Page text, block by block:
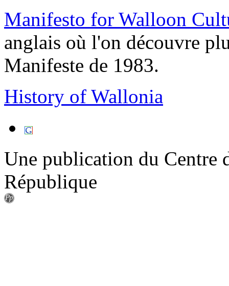
Manifesto for Walloon
anglais où l'on découvre
Manifeste de 1983.
History of Wallonia
Une publication du Centre
République